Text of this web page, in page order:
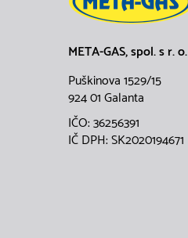
META-GAS, spol. s r. o.
Puškinova 1529/15
924 01 Galanta
IČO: 36256391
IČ DPH: SK2020194671